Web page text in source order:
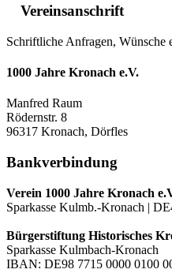
Vereinsanschrift
Schriftliche Anfragen, Wünsche
1000 Jahre Kronach e.V.
Manfred Raum
Rödernstr. 8
96317 Kronach, Dörfles
Bankverbindung
Verein 1000 Jahre Kronach
Sparkasse Kulmb.-Kronach |
Bürgerstiftung Historisches
Sparkasse Kulmbach-Kronach
IBAN: DE98 7715 0000 0100